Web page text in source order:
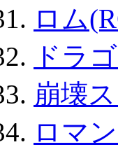
ロム
ドラ
崩壊
ロマ